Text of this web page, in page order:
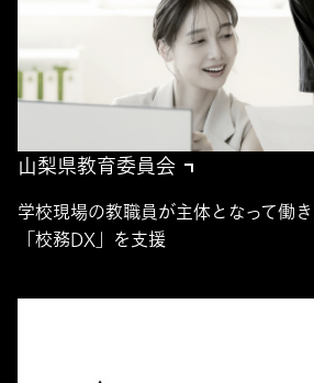
山梨県教育委員会
学校現場の教職員が主体となって働
「校務DX」を支援